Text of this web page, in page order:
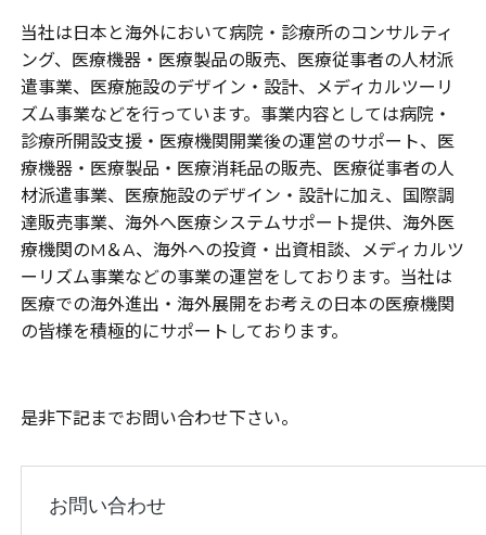
当社は日本と海外において病院・診療所のコンサルティ
ング、医療機器・医療製品の販売、医療従事者の人材派
遣事業、医療施設のデザイン・設計、メディカルツーリ
ズム事業などを行っています。事業内容としては病院・
診療所開設支援・医療機関開業後の運営のサポート、医
療機器・医療製品・医療消耗品の販売、医療従事者の人
材派遣事業、医療施設のデザイン・設計に加え、国際調
達販売事業、海外へ医療システムサポート提供、海外医
療機関のM＆A、海外への投資・出資相談、メディカルツ
ーリズム事業などの事業の運営をしております。当社は
医療での海外進出・海外展開をお考えの日本の医療機関
の皆様を積極的にサポートしております。
是非下記までお問い合わせ下さい。